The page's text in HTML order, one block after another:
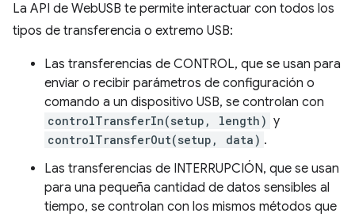
La API de WebUSB te permite interactuar con todos los
tipos de transferencia o extremo USB:
Las transferencias de CONTROL, que se usan para
enviar o recibir parámetros de configuración o
comando a un dispositivo USB, se controlan con
controlTransferIn(setup, length) y
controlTransferOut(setup, data) .
Las transferencias de INTERRUPCIÓN, que se usan
para una pequeña cantidad de datos sensibles al
tiempo, se controlan con los mismos métodos que